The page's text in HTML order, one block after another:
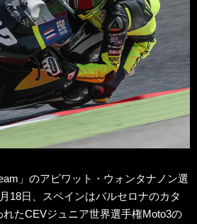
」のアピワット・ウォンタナノン選
18日、スペインはバルセロナのカタ
たCEVジュニア世界選手権Moto3の